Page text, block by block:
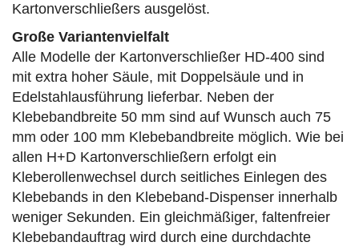
Kartonverschließers ausgelöst.
Große Variantenvielfalt
Alle Modelle der Kartonverschließer HD-400 sind
mit extra hoher Säule, mit Doppelsäule und in
Edelstahlausführung lieferbar. Neben der
Klebebandbreite 50 mm sind auf Wunsch auch 75
mm oder 100 mm Klebebandbreite möglich. Wie bei
allen H+D Kartonverschließern erfolgt ein
Kleberollenwechsel durch seitliches Einlegen des
Klebebands in den Klebeband-Dispenser innerhalb
weniger Sekunden. Ein gleichmäßiger, faltenfreier
Klebebandauftrag wird durch eine durchdachte